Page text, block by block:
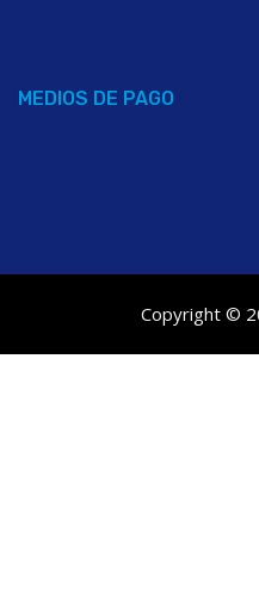
MEDIOS DE PAGO
Copyright ©